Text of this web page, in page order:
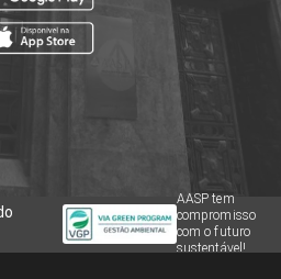
AASP tem
compromisso
com o futuro
sustentável!